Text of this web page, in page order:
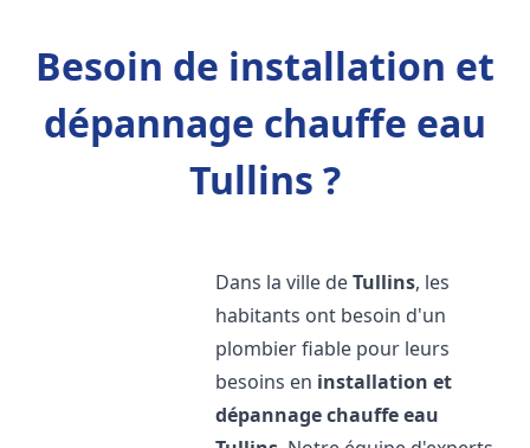
Besoin de installation et
dépannage chauffe eau
Tullins ?
Dans la ville deTullins, les
habitants ont besoin d'un
plombier fiable pour leurs
besoins en installation et
dépannage chauffe eau